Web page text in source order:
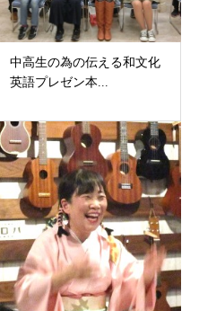
中高生の為の伝える和文化
英語プレゼン本...